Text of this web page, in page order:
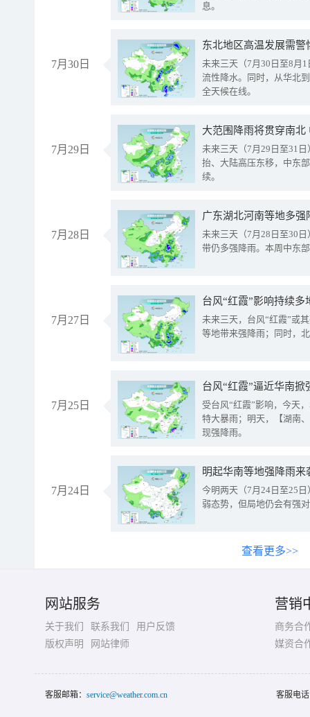
息。
7月30日
东北地区高温发展需
未来三天（7月30日至8月
流性降水。同时，从华北
全天候在线。
7月29日
大范围降雨将贯穿南
未来三天（7月29日至31
抬、大陆高压东移，中东
续。
7月28日
广东湖北河南等地多
未来三天（7月28日至30
带仍多强降雨。本周中东
7月27日
台风“红霞”影响持续
未来三天，台风“红霞”或
等地带来强降雨；同时，
7月25日
台风“红霞”逼近华南
受台风“红霞”影响，今天
特大暴雨；明天，【湖南
现强降雨。
7月24日
明起华南等地强降雨
今明两天（7月24日至25
弱态势，但局地仍会有强
查看更多>>
网站服务
关于我们 联系我们
用户反馈
版权声明
网站律师
营销
商务合
媒资合
客服邮箱： service@weather.com.cn 客服电